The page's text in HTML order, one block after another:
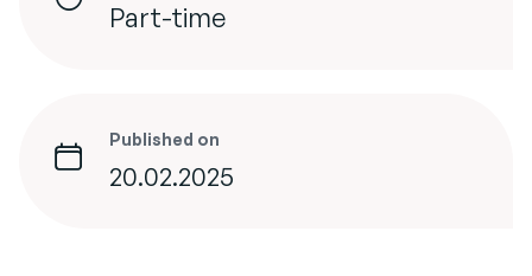
Part-time
Published on
20.02.2025